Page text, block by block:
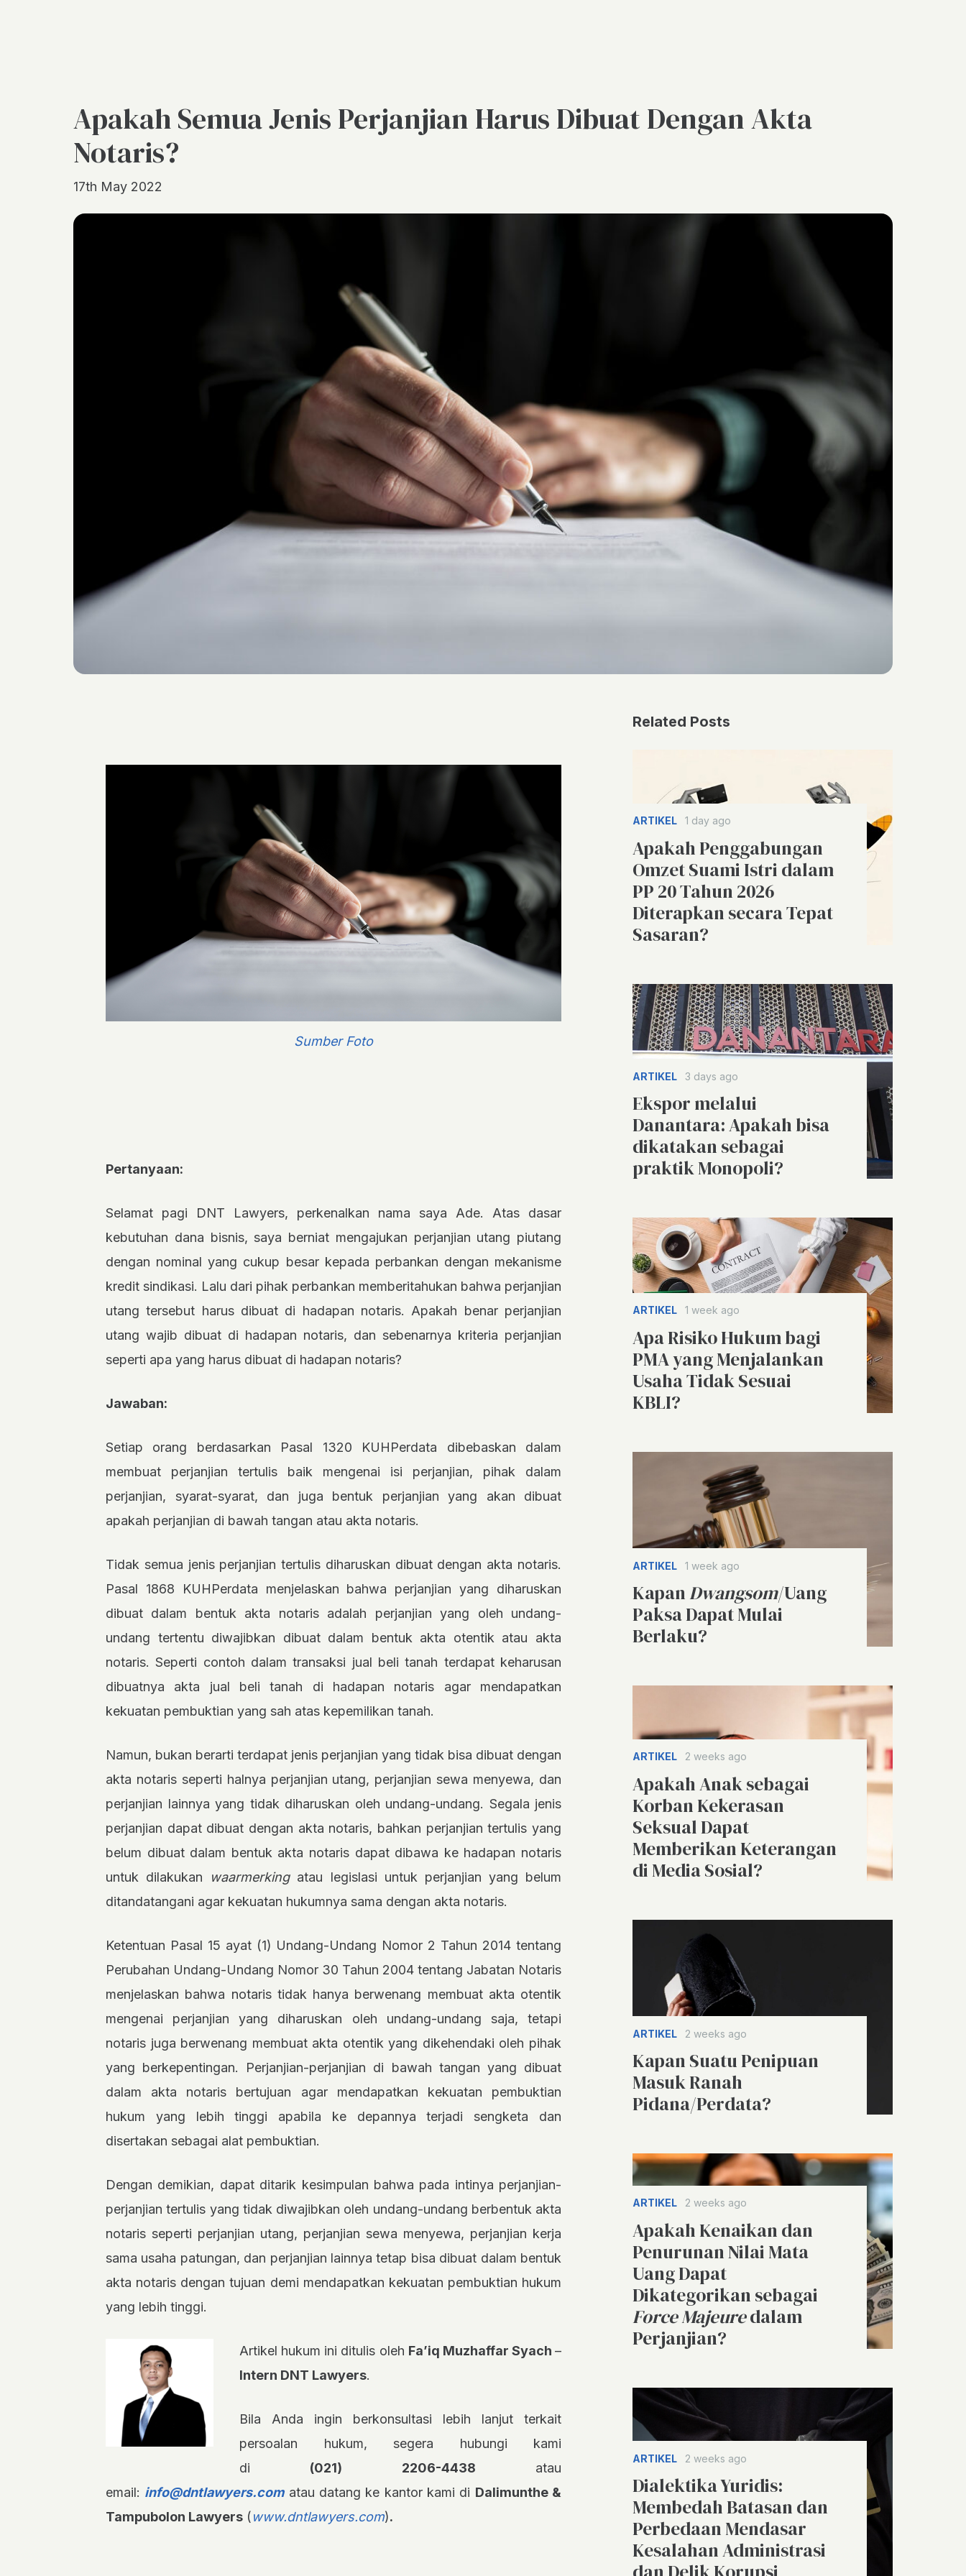
Apakah Semua Jenis Perjanjian Harus Dibuat Dengan Akta
Notaris?
17th May 2022
Sumber Foto
Pertanyaan:
Selamat pagi DNT Lawyers, perkenalkan nama saya Ade. Atas dasar
kebutuhan dana bisnis, saya berniat mengajukan perjanjian utang piutang
dengan nominal yang cukup besar kepada perbankan dengan mekanisme
kredit sindikasi. Lalu dari pihak perbankan memberitahukan bahwa perjanjian
utang tersebut harus dibuat di hadapan notaris. Apakah benar perjanjian
utang wajib dibuat di hadapan notaris, dan sebenarnya kriteria perjanjian
seperti apa yang harus dibuat di hadapan notaris?
Jawaban:
Setiap orang berdasarkan Pasal 1320 KUHPerdata dibebaskan dalam
membuat perjanjian tertulis baik mengenai isi perjanjian, pihak dalam
perjanjian, syarat-syarat, dan juga bentuk perjanjian yang akan dibuat
apakah perjanjian di bawah tangan atau akta notaris.
Tidak semua jenis perjanjian tertulis diharuskan dibuat dengan akta notaris.
Pasal 1868 KUHPerdata menjelaskan bahwa perjanjian yang diharuskan
dibuat dalam bentuk akta notaris adalah perjanjian yang oleh undang-
undang tertentu diwajibkan dibuat dalam bentuk akta otentik atau akta
notaris. Seperti contoh dalam transaksi jual beli tanah terdapat keharusan
dibuatnya akta jual beli tanah di hadapan notaris agar mendapatkan
kekuatan pembuktian yang sah atas kepemilikan tanah.
Namun, bukan berarti terdapat jenis perjanjian yang tidak bisa dibuat dengan
akta notaris seperti halnya perjanjian utang, perjanjian sewa menyewa, dan
perjanjian lainnya yang tidak diharuskan oleh undang-undang. Segala jenis
perjanjian dapat dibuat dengan akta notaris, bahkan perjanjian tertulis yang
belum dibuat dalam bentuk akta notaris dapat dibawa ke hadapan notaris
untuk dilakukan
waarmerkingatau legislasi untuk perjanjian yang belum
ditandatangani agar kekuatan hukumnya sama dengan akta notaris.
Ketentuan Pasal 15 ayat (1) Undang-Undang Nomor 2 Tahun 2014 tentang
Perubahan Undang-Undang Nomor 30 Tahun 2004 tentang Jabatan Notaris
menjelaskan bahwa notaris tidak hanya berwenang membuat akta otentik
mengenai perjanjian yang diharuskan oleh undang-undang saja, tetapi
notaris juga berwenang membuat akta otentik yang dikehendaki oleh pihak
yang berkepentingan. Perjanjian-perjanjian di bawah tangan yang dibuat
dalam akta notaris bertujuan agar mendapatkan kekuatan pembuktian
hukum yang lebih tinggi apabila ke depannya terjadi sengketa dan
disertakan sebagai alat pembuktian.
Dengan demikian, dapat ditarik kesimpulan bahwa pada intinya perjanjian-
perjanjian tertulis yang tidak diwajibkan oleh undang-undang berbentuk akta
notaris seperti perjanjian utang, perjanjian sewa menyewa, perjanjian kerja
sama usaha patungan, dan perjanjian lainnya tetap bisa dibuat dalam bentuk
akta notaris dengan tujuan demi mendapatkan kekuatan pembuktian hukum
yang lebih tinggi.
Artikel hukum ini ditulis oleh Fa’iq Muzhaffar Syach –
Intern DNT Lawyers.
Bila Anda ingin berkonsultasi lebih lanjut terkait
persoalan hukum, segera hubungi kami
di (021) 2206-4438 atau
email: info@dntlawyers.comatau datang ke kantor kami di Dalimunthe &
Tampubolon Lawyers (www.dntlawyers.com).
Related Posts
ARTIKEL 1 day ago
Apakah Penggabungan
Omzet Suami Istri dalam
PP 20 Tahun 2026
Diterapkan secara Tepat
Sasaran?
ARTIKEL 3 days ago
Ekspor melalui
Danantara: Apakah bisa
dikatakan sebagai
praktik Monopoli?
ARTIKEL 1 week ago
Apa Risiko Hukum bagi
PMA yang Menjalankan
Usaha Tidak Sesuai
KBLI?
ARTIKEL 1 week ago
KapanDwangsom/Uang
Paksa Dapat Mulai
Berlaku?
ARTIKEL 2 weeks ago
Apakah Anak sebagai
Korban Kekerasan
Seksual Dapat
Memberikan Keterangan
di Media Sosial?
ARTIKEL 2 weeks ago
Kapan Suatu Penipuan
Masuk Ranah
Pidana/Perdata?
ARTIKEL 2 weeks ago
Apakah Kenaikan dan
Penurunan Nilai Mata
Uang Dapat
Dikategorikan sebagai
Force Majeuredalam
Perjanjian?
ARTIKEL 2 weeks ago
Dialektika Yuridis:
Membedah Batasan dan
Perbedaan Mendasar
Kesalahan Administrasi